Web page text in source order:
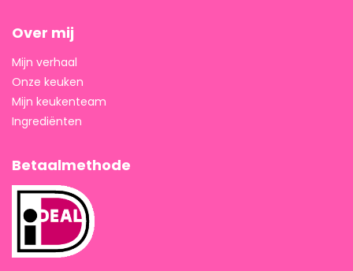
Over mij
Mijn verhaal
Onze keuken
Mijn keukenteam
Ingrediënten
Betaalmethode